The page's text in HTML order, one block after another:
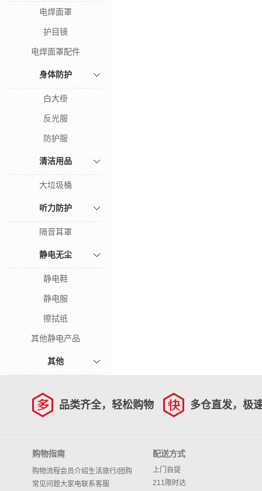
电焊面罩
护目镜
电焊面罩配件
身体防护
白大褂
反光服
防护服
清洁用品
大垃圾桶
听力防护
隔音耳罩
静电无尘
静电鞋
静电服
擦拭纸
其他静电产品
其他
品类齐全，轻松购物 多仓直发，极
购物指南
购物流程会员介绍生活旅行/团购
常见问题大家电联系客服
配送方式
上门自提
211限时达